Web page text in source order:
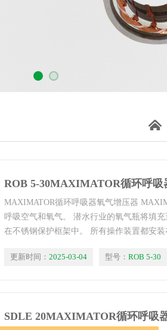
ROB 5-30MAXIMATOR循环呼吸
MAXIMATOR循环呼吸器氧气增压器
呼吸空气和氧气。 潜水行业的氧气瓶将填
在不锈钢保护框架中。 所有操作装置都安装
更新时间： 2025-03-04 型号： ROB 5-30
SDLE 20MAXIMATOR循环呼吸